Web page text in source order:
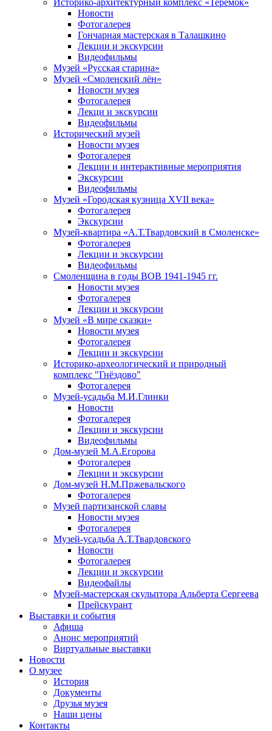
Историко-архитектурный комплекс «Теремок»
Новости
Фотогалерея
Гончарная мастерская в Талашкино
Лекции и экскурсии
Видеофильмы
Музей «Русская старина»
Музей «Смоленский лён»
Новости музея
Фотогалерея
Лекци и экскурсии
Видеофильмы
Исторический музей
Новости музея
Фотогалерея
Лекции и интерактивные мероприятия
Экскурсии
Видеофильмы
Музей «Городская кузница XVII века»
Фотогалерея
Экскурсии
Музей-квартира «А.Т.Твардовский в Смоленске»
Фотогалерея
Лекции и экскурсии
Видеофильмы
Смоленщина в годы ВОВ 1941-1945 гг.
Новости музея
Фотогалерея
Лекции и экскурсии
Музей «В мире сказки»
Новости музея
Фотогалерея
Лекции и экскурсии
Историко-археологический и природный
комплекс "Гнёздово"
Фотогалерея
Музей-усадьба М.И.Глинки
Новости
Фотогалерея
Лекции и экскурсии
Видеофильмы
Дом-музей М.А.Егорова
Фотогалерея
Лекции и экскурсии
Дом-музей Н.М.Пржевальского
Фотогалерея
Музей партизанской славы
Новости музея
Фотогалерея
Музей-усадьба А.Т.Твардовского
Новости
Фотогалерея
Лекции и экскурсии
Видеофайлы
Музей-мастерская скульптора Альберта Сергеева
Прейскурант
Выставки и события
Афиша
Анонс мероприятий
Виртуальные выставки
Новости
О музее
История
Документы
Друзья музея
Наши цены
Контакты